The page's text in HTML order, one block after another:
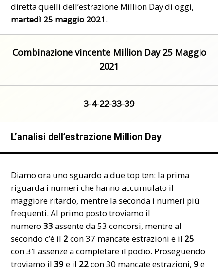
diretta quelli dell’estrazione Million Day di oggi,
martedì 25 maggio 2021.
Combinazione vincente Million Day 25 Maggio
2021
3-4-22-33-39
L’analisi dell’estrazione Million Day
Diamo ora uno sguardo a due top ten: la prima
riguarda i numeri che hanno accumulato il
maggiore ritardo, mentre la seconda i numeri più
frequenti. Al primo posto troviamo il
numero 33assente da 53 concorsi, mentre al
secondo c’è il 2con 37 mancate estrazioni e il 25
con 31 assenze a completare il podio. Proseguendo
troviamo il 39 e il 22con 30 mancate estrazioni, 9e